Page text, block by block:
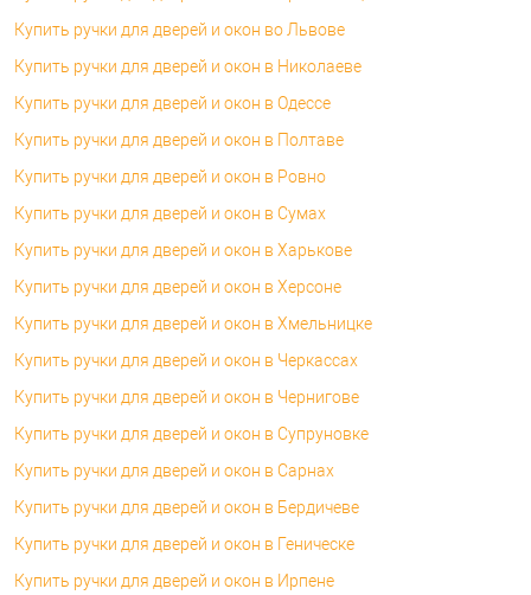
Купить ручки для дверей и окон во Львове
Купить ручки для дверей и окон в Николаеве
Купить ручки для дверей и окон в Одессе
Купить ручки для дверей и окон в Полтаве
Купить ручки для дверей и окон в Ровно
Купить ручки для дверей и окон в Сумах
Купить ручки для дверей и окон в Харькове
Купить ручки для дверей и окон в Херсоне
Купить ручки для дверей и окон в Хмельницке
Купить ручки для дверей и окон в Черкассах
Купить ручки для дверей и окон в Чернигове
Купить ручки для дверей и окон в Супруновке
Купить ручки для дверей и окон в Сарнах
Купить ручки для дверей и окон в Бердичеве
Купить ручки для дверей и окон в Геническе
Купить ручки для дверей и окон в Ирпене